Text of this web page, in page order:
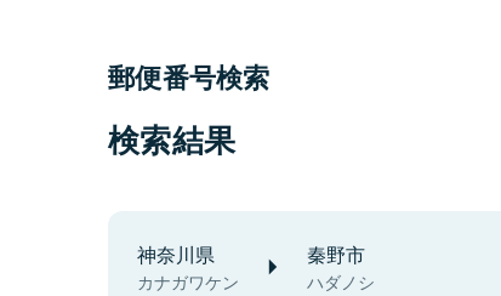
郵便番号検索
検索結果
神奈川県
カナガワケン
秦野市
ハダノシ